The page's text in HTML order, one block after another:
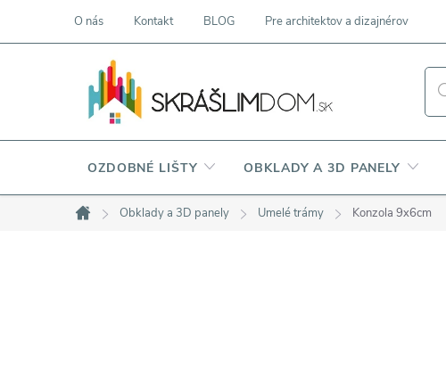
O nás Kontakt BLOG Pre architektov a dizajnérov
OZDOBNÉ LIŠTY OBKLADY A 3D PANELY
Domov
Obklady a 3D panely Umelé trámy Konzola 9x6cm